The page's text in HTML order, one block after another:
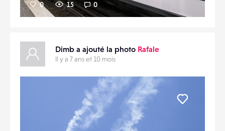
0 15 0
Dimb a ajouté la photo Rafale
Il y a 7 ans et 10 mois